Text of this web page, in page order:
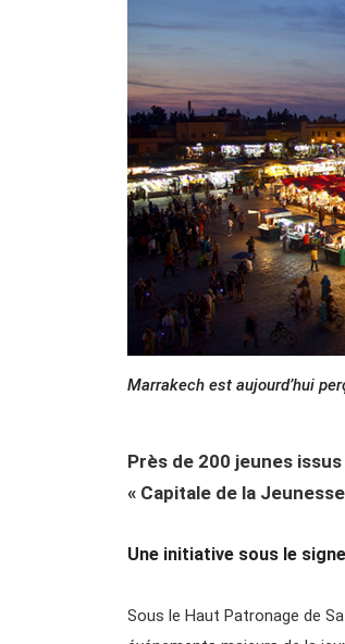
Marrakech est aujourd’hui
Près de 200 jeunes
« Capitale de la
Une initiative sous le
Sous le Haut Patronage de